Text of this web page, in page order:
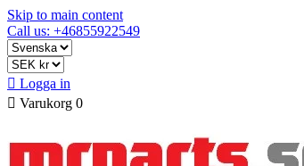
Skip to main content
Call us: +46855922549
 Logga in
 Varukorg 0